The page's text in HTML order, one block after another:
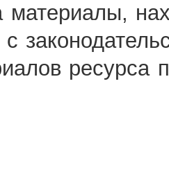
материалы,
с
ресурса